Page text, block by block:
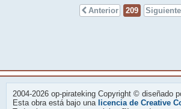
Anterior 209 Siguiente
2004-2026 op-pirateking Copyright © diseñado
Esta obra está bajo una licencia de Creative